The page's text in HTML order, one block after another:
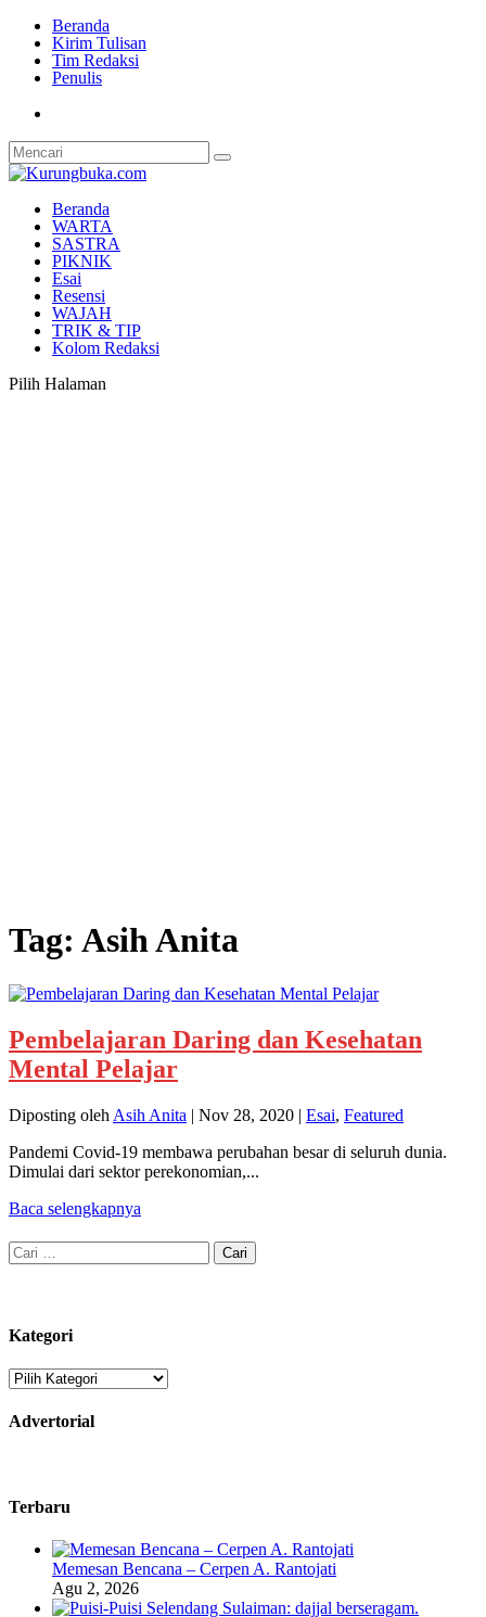
Beranda
Kirim Tulisan
Tim Redaksi
Penulis
Beranda
WARTA
SASTRA
PIKNIK
Esai
Resensi
WAJAH
TRIK & TIP
Kolom Redaksi
Pilih Halaman
Tag: Asih Anita
Pembelajaran Daring dan Kesehatan
Mental Pelajar
Diposting oleh Asih Anita | Nov 28, 2020 | Esai, Featured
Pandemi Covid-19 membawa perubahan besar di seluruh dunia.
Dimulai dari sektor perekonomian,...
Baca selengkapnya
Cari
untuk:
Kategori
Kategori
Advertorial
Terbaru
Memesan Bencana – Cerpen A. Rantojati
Agu 2, 2026